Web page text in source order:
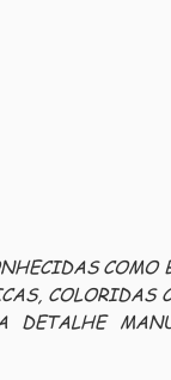
COMO
COLORIDAS